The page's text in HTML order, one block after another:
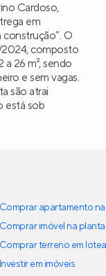
Cardoso,
em
O
2024, composto
26 m², sendo
e sem vagas.
são atrai
está sob
Comprar apartamento
Comprar imóvel na planta
Comprar terreno em
Investir em imóveis